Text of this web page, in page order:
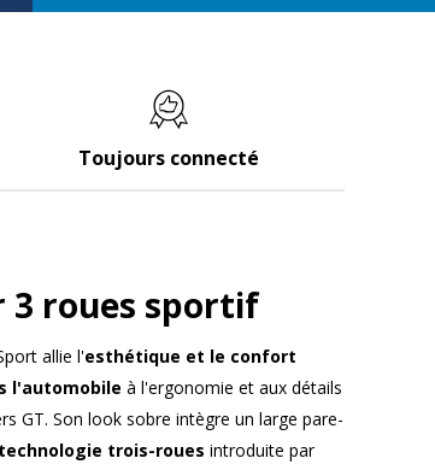
Toujours connecté
3 roues sportif
allie l'esthétique et le confort
l'automobile à l'ergonomie et aux détails
GT. Son look sobre intègre un large pare-
trois-roues introduite par